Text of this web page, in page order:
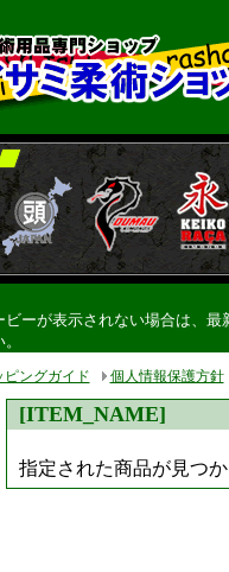
ビーが表示されない場合は、最
ピングガイド 個人情報保護方針
[ITEM_NAME]
指定された商品が見つ